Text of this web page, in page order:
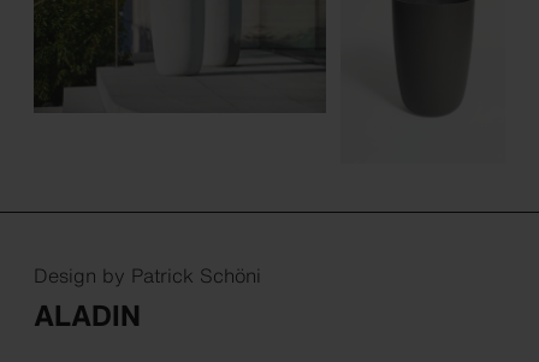
Design by Patrick Schöni
ALADIN